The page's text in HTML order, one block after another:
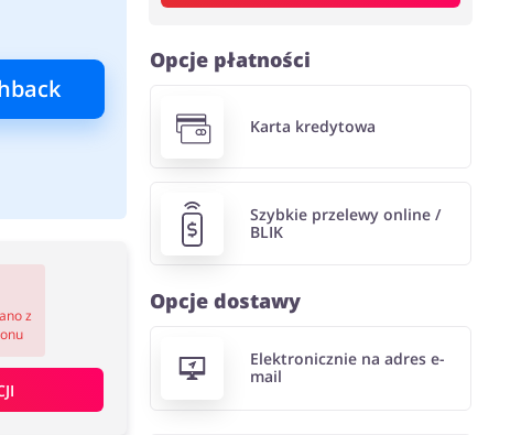
z
Opcje płatności
Karta kredytowa
Szybkie przelewy online /
BLIK
Opcje dostawy
Elektronicznie na adres e-
mail